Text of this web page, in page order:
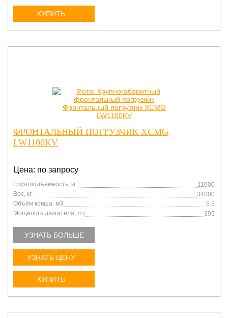
КУПИТЬ
ФРОНТАЛЬНЫЙ ПОГРУЗЧИК XCMG
LW1100KV
Цена: по запросу
Грузоподъемность, кг
11000
Вес, кг
34000
Объём ковша, м3
5.5
Мощность двигателя, л.с
395
УЗНАТЬ БОЛЬШЕ
УЗНАТЬ ЦЕНУ
КУПИТЬ